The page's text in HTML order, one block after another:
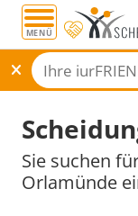
MENÜ
Sie suchen
Orlamünde